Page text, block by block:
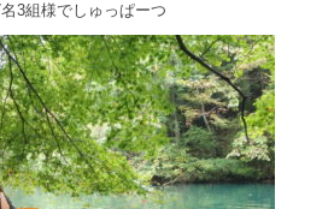
3組様でしゅっぱーつ